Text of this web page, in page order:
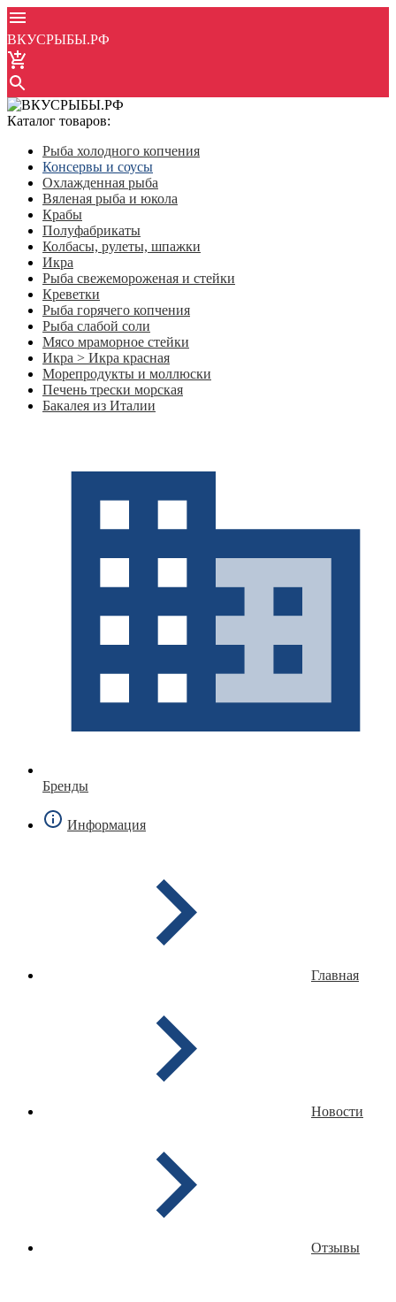
ВКУСРЫБЫ.РФ
Каталог товаров:
Рыба холодного копчения
Консервы и соусы
Охлажденная рыба
Вяленая рыба и юкола
Крабы
Полуфабрикаты
Колбасы, рулеты, шпажки
Икра
Рыба свежемороженая и стейки
Креветки
Рыба горячего копчения
Рыба слабой соли
Мясо мраморное стейки
Икра > Икра красная
Морепродукты и моллюски
Печень трески морская
Бакалея из Италии
Бренды
Информация
Главная
Новости
Отзывы